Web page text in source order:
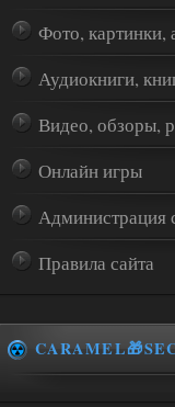
Фото, картинки,
Аудиокниги,
Видео, обзоры,
Онлайн игры
Администрация
Правила сайта